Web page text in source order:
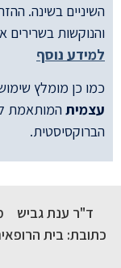
השיניים בשינה.
והנוקשות בשרירים
למידע נוסף
כמו כן מומלץ
עצמיתהמותאמת
הברוקסיסטית.
ד"ר ענת גביש